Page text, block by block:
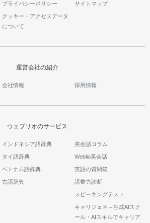
プライバシーポリシー サイトマップ
クッキー・アクセスデータ
について
運営会社の紹介
会社情報 採用情報
ウェブリオのサービス
インドネシア語辞典
タイ語辞典
ベトナム語辞典
古語辞典
英会話コラム
Weblio英会話
英語の質問箱
語彙力診断
スピーキングテスト
キャリジェネ～生成AIスク
ール・AIスキルでキャリア